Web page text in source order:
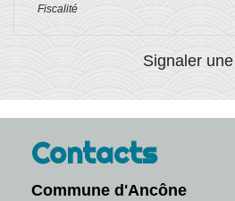
Fiscalité
Signaler
Contacts
Commune d'Ancône